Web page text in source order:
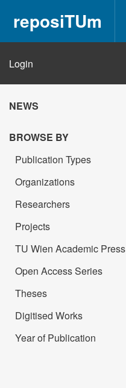
reposiTUm
Login
NEWS
BROWSE BY
Publication Types
Organizations
Researchers
Projects
TU Wien Academic Press
Open Access Series
Theses
Digitised Works
Year of Publication